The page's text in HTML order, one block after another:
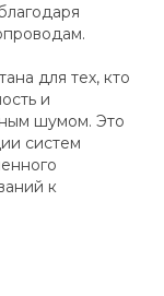
для тех, кто
и
шумом. Это
систем
к